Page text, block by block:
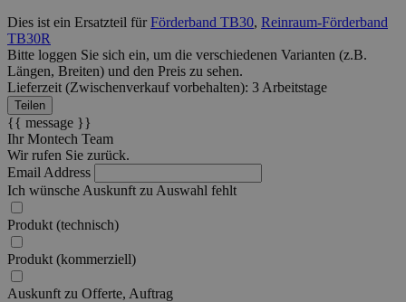
Dies ist ein Ersatzteil fürFörderband TB30, Reinraum-Förderband
TB30R
Bitte loggen Sie sich ein, um die verschiedenen Varianten (z.B.
Längen, Breiten) und den Preis zu sehen.
Lieferzeit (Zwischenverkauf vorbehalten): 3 Arbeitstage
Teilen
{{ message }}
Ihr Montech Team
Wir rufen Sie zurück.
Email Address
Ich wünsche Auskunft zu Auswahl fehlt
Produkt (technisch)
Produkt (kommerziell)
Auskunft zu Offerte, Auftrag